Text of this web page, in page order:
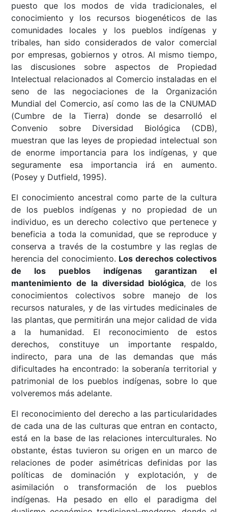
puesto que los modos de vida tradicionales, el
conocimiento y los recursos biogenéticos de las
comunidades locales y los pueblos indígenas y
tribales, han sido considerados de valor comercial
por empresas, gobiernos y otros. Al mismo tiempo,
las discusiones sobre aspectos de Propiedad
Intelectual relacionados al Comercio instaladas en el
seno de las negociaciones de la Organización
Mundial del Comercio, así como las de la CNUMAD
(Cumbre de la Tierra) donde se desarrolló el
Convenio sobre Diversidad Biológica (CDB),
muestran que las leyes de propiedad intelectual son
de enorme importancia para los indígenas, y que
seguramente esa importancia irá en aumento.
(Posey y Dutfield, 1995).
El conocimiento ancestral como parte de la cultura
de los pueblos indígenas y no propiedad de un
individuo, es un derecho colectivo que pertenece y
beneficia a toda la comunidad, que se reproduce y
conserva a través de la costumbre y las reglas de
herencia del conocimiento. Los derechos colectivos
de los pueblos indígenas garantizan el
mantenimiento de la diversidad biológica, de los
conocimientos colectivos sobre manejo de los
recursos naturales, y de las virtudes medicinales de
las plantas, que permitirán una mejor calidad de vida
a la humanidad. El reconocimiento de estos
derechos, constituye un importante respaldo,
indirecto, para una de las demandas que más
dificultades ha encontrado: la soberanía territorial y
patrimonial de los pueblos indígenas, sobre lo que
volveremos más adelante.
El reconocimiento del derecho a las particularidades
de cada una de las culturas que entran en contacto,
está en la base de las relaciones interculturales. No
obstante, éstas tuvieron su origen en un marco de
relaciones de poder asimétricas definidas por las
políticas de dominación y explotación, y de
asimilación o transformación de los pueblos
indígenas. Ha pesado en ello el paradigma del